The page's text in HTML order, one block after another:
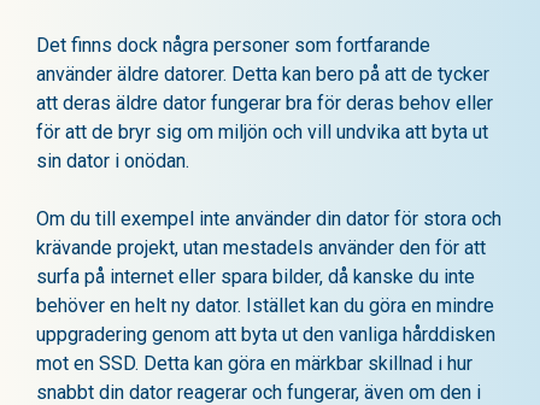
Det finns dock några personer som fortfarande
använder äldre datorer. Detta kan bero på att de tycker
att deras äldre dator fungerar bra för deras behov eller
för att de bryr sig om miljön och vill undvika att byta ut
sin dator i onödan.
Om du till exempel inte använder din dator för stora och
krävande projekt, utan mestadels använder den för att
surfa på internet eller spara bilder, då kanske du inte
behöver en helt ny dator. Istället kan du göra en mindre
uppgradering genom att byta ut den vanliga hårddisken
mot en SSD. Detta kan göra en märkbar skillnad i hur
snabbt din dator reagerar och fungerar, även om den i